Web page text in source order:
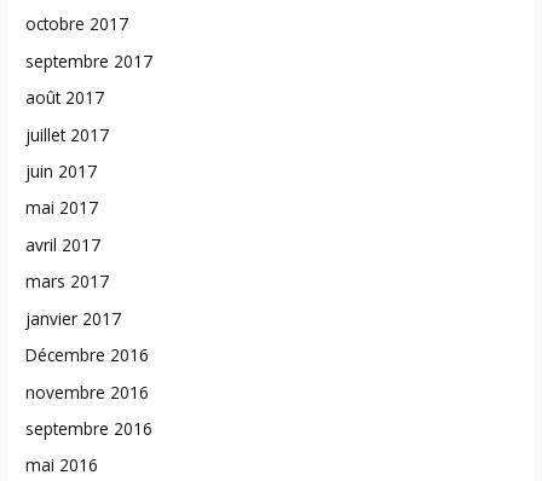
octobre 2017
septembre 2017
août 2017
juillet 2017
juin 2017
mai 2017
avril 2017
mars 2017
janvier 2017
Décembre 2016
novembre 2016
septembre 2016
mai 2016